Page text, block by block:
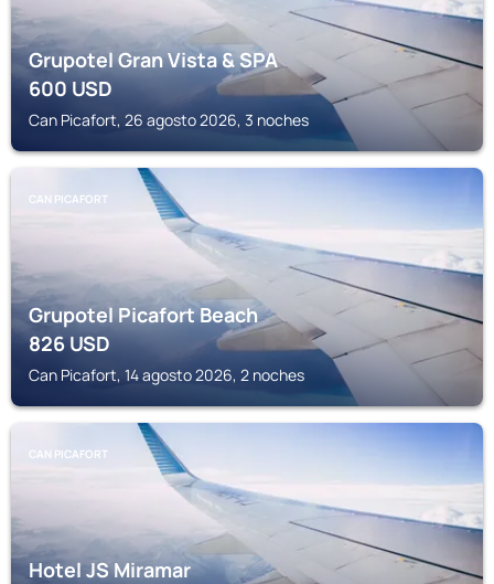
Grupotel Gran Vista & SPA
600USD
Can Picafort, 26 agosto 2026, 3 noches
CAN PICAFORT
Grupotel Picafort Beach
826USD
Can Picafort, 14 agosto 2026, 2 noches
CAN PICAFORT
Hotel JS Miramar